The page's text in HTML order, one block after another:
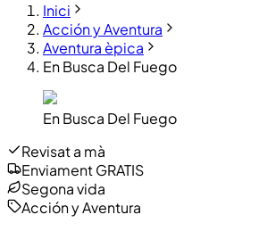
Inici
Acción y Aventura
Aventura èpica
En Busca Del Fuego
En Busca Del Fuego
Revisat a mà
Enviament GRATIS
Segona vida
Acción y Aventura